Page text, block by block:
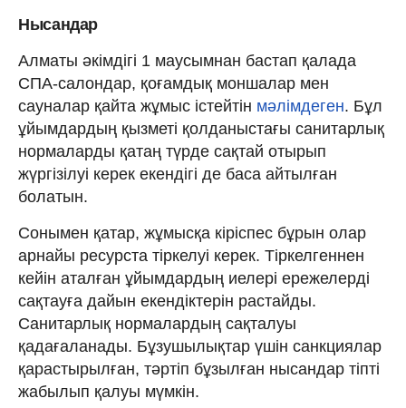
Нысандар
Алматы әкімдігі 1 маусымнан бастап қалада
СПА-салондар, қоғамдық моншалар мен
сауналар қайта жұмыс істейтін мәлімдеген. Бұл
ұйымдардың қызметі қолданыстағы санитарлық
нормаларды қатаң түрде сақтай отырып
жүргізілуі керек екендігі де баса айтылған
болатын.
Сонымен қатар, жұмысқа кіріспес бұрын олар
арнайы ресурста тіркелуі керек. Тіркелгеннен
кейін аталған ұйымдардың иелері ережелерді
сақтауға дайын екендіктерін растайды.
Санитарлық нормалардың сақталуы
қадағаланады. Бұзушылықтар үшін санкциялар
қарастырылған, тәртіп бұзылған нысандар тіпті
жабылып қалуы мүмкін.